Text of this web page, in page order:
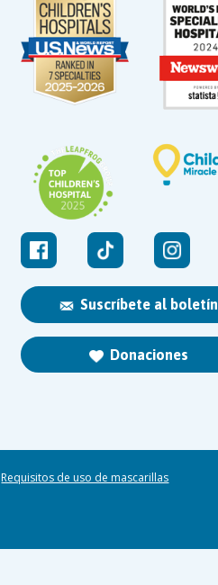
Suscríbete al boletín
Donaciones
Requisitos de uso de mascarillas